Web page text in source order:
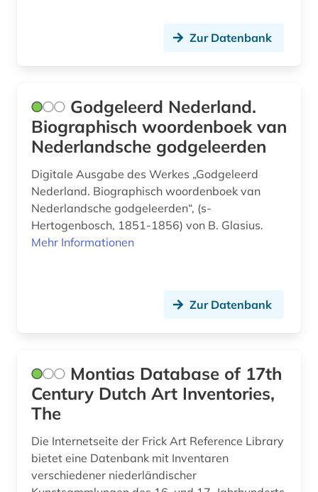
nachrichtensendung (1)
nationalbibliothek (1)
nationale bibliotheek van nederland (1)
nationalsozialismus (1)
niederlande (93)
niederlandistik (3)
parlament (1)
polen (1)
politik (2)
Zur Datenbank
Godgeleerd Nederland.
Biographisch woordenboek van
Nederlandsche godgeleerden
Digitale Ausgabe des Werkes „Godgeleerd
Nederland. Biographisch woordenboek van
Nederlandsche godgeleerden“, (s-
Hertogenbosch, 1851-1856) von B. Glasius.
Mehr Informationen
Zur Datenbank
Montias Database of 17th
Century Dutch Art Inventories,
The
Die Internetseite der Frick Art Reference Library
bietet eine Datenbank mit Inventaren
verschiedener niederländischer